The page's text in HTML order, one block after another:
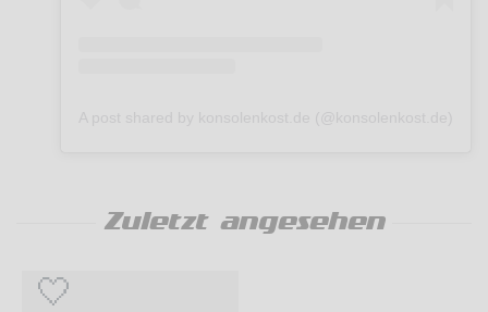
Zuletzt angesehen